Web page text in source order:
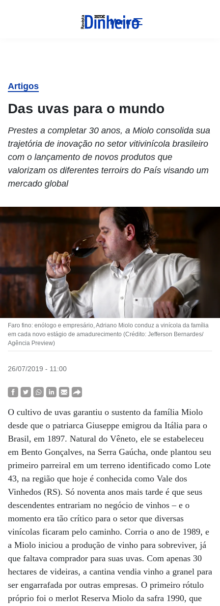
Menu
Artigos
Das uvas para o mundo
Prestes a completar 30 anos, a Miolo consolida sua
trajetória de inovação no setor vitivinícola brasileiro
com o lançamento de novos produtos que
valorizam os diferentes terroirs do País visando um
mercado global
Faro fino: enólogo e empresário, Adriano Miolo conduz a vinícola da família
em cada novo estágio de amadurecimento (Crédito: Jefferson Bernardes/
Agência Preview)
26/07/2019 - 11:00
O cultivo de uvas garantiu o sustento da família Miolo
desde que o patriarca Giuseppe emigrou da Itália para o
Brasil, em 1897. Natural do Vêneto, ele se estabeleceu
em Bento Gonçalves, na Serra Gaúcha, onde plantou seu
primeiro parreiral em um terreno identificado como Lote
43, na região que hoje é conhecida como Vale dos
Vinhedos (RS). Só noventa anos mais tarde é que seus
descendentes entrariam no negócio de vinhos – e o
momento era tão crítico para o setor que diversas
vinícolas ficaram pelo caminho. Corria o ano de 1989, e
a Miolo iniciou a produção de vinho para sobreviver, já
que faltava comprador para suas uvas. Com apenas 30
hectares de videiras, a cantina vendia vinho a granel para
ser engarrafada por outras empresas. O primeiro rótulo
próprio foi o merlot Reserva Miolo da safra 1990, que